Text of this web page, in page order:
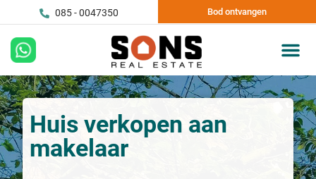
085 - 0047350 Bod ontvangen
Huis verkopen aan
makelaar